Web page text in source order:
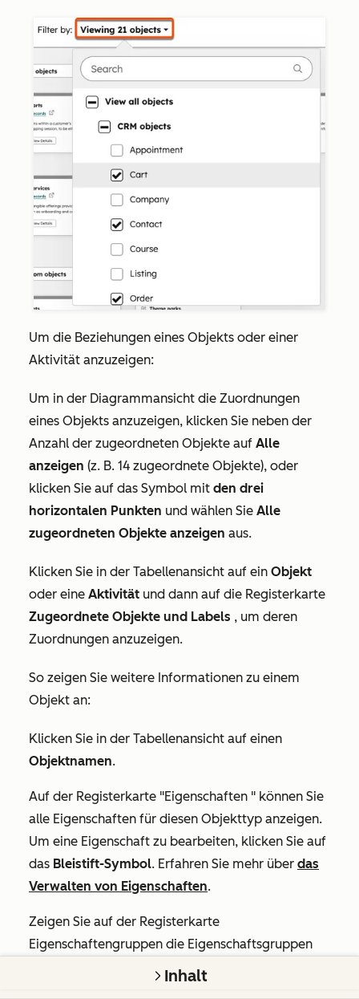
Um die Beziehungen eines Objekts oder einer
Aktivität anzuzeigen:
Um in der Diagrammansicht die Zuordnungen
eines Objekts anzuzeigen, klicken Sie neben der
Anzahl der zugeordneten Objekte auf Alle
anzeigen (z. B. 14 zugeordnete Objekte), oder
klicken Sie auf das Symbol mit den drei
horizontalen Punkten und wählen Sie Alle
zugeordneten Objekte anzeigen aus.
Klicken Sie in der Tabellenansicht auf ein Objekt
oder eine Aktivität und dann auf die Registerkarte
Zugeordnete Objekte und Labels , um deren
Zuordnungen anzuzeigen.
So zeigen Sie weitere Informationen zu einem
Objekt an:
Klicken Sie in der Tabellenansicht auf einen
Objektnamen.
Auf der Registerkarte "Eigenschaften " können Sie
alle Eigenschaften für diesen Objekttyp anzeigen.
Um eine Eigenschaft zu bearbeiten, klicken Sie auf
das Bleistift-Symbol. Erfahren Sie mehr über das
Verwalten von Eigenschaften.
Zeigen Sie auf der Registerkarte
Eigenschaftengruppen die Eigenschaftsgruppen
für dieses Objekt an. Um den Gruppennamen zu
Inhalt